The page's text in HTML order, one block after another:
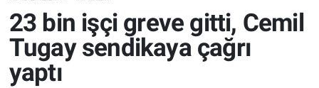
23 bin işçi greve gitti, Cemil
Tugay sendikaya çağrı
yaptı
Bilim ve Teknoloji Evreni
Doğa Konuşuyor
Teknoloji
Sağlık
Süper Lig Puan Durumu ve Fikstür
Tüm Manşetler